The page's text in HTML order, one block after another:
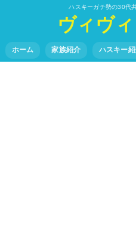
ハスキーガチ勢の30代
ヴィヴ
ホーム 家族紹介 ハスキー